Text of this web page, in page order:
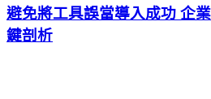
避免將工具誤當導入成功 企
鍵剖析